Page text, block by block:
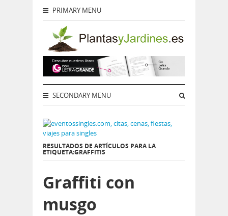
PRIMARY MENU
SECONDARY MENU
RESULTADOS DE ARTÍCULOS PARA LA
ETIQUETA:GRAFFITIS
Graffiti con
musgo